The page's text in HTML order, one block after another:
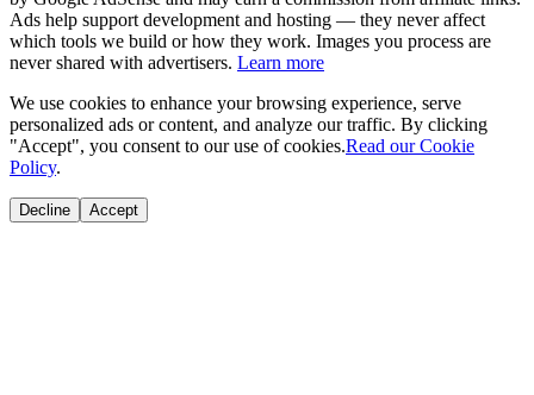
Ads help support development and hosting — they never affect
which tools we build or how they work. Images you process are
never shared with advertisers. Learn more
We use cookies to enhance your browsing experience, serve
personalized ads or content, and analyze our traffic. By clicking
"Accept", you consent to our use of cookies.Read our Cookie
Policy.
Decline Accept